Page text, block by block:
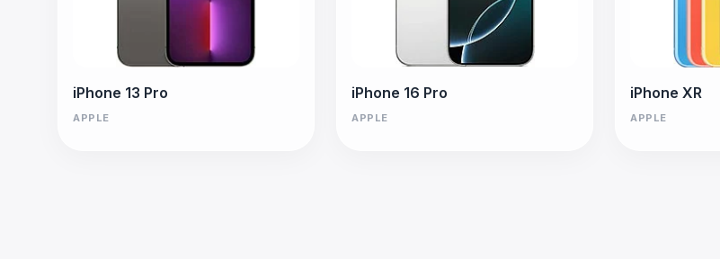
iPhone 13 Pro
APPLE
iPhone 16 Pro
APPLE
iPhone XR
APPLE